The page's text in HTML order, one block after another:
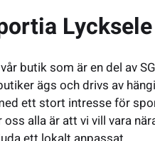
Lycksele
butik som är en del av
ägs och drivs av
ett stort intresse för
alla är att vi vill vara